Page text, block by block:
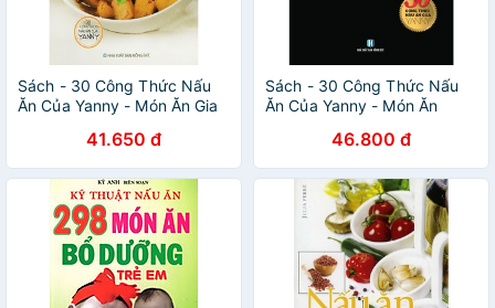
Sách - 30 Công Thức Nấu
Ăn Của Yanny - Món Ăn Gia
41.650 đ
Sách - 30 Công Thức Nấu
Ăn Của Yanny - Món Ăn
46.800 đ